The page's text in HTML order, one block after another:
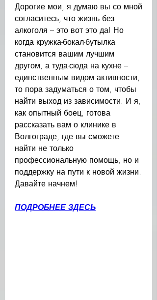
Дорогие мои, я думаю вы со мной
согласитесь, что жизнь без
алкоголя – это вот это да! Но
когда кружка-бокал-бутылка
становится вашим лучшим
другом, а туда-сюда на кухне –
единственным видом активности,
то пора задуматься о том, чтобы
найти выход из зависимости. И я,
как опытный боец, готова
рассказать вам о клинике в
Волгограде, где вы сможете
найти не только
профессиональную помощь, но и
поддержку на пути к новой жизни.
Давайте начнем!
ПОДРОБНЕЕ ЗДЕСЬ